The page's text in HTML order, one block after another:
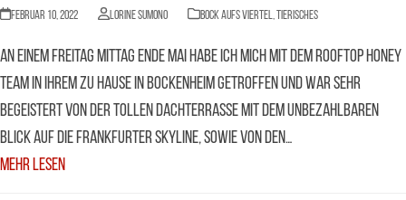
Februar 10, 2022 Lorine Sumono BOCK AUFS VIERTEL,Tierisches
An einem Freitag Mittag Ende Mai habe ich mich mit dem Rooftop Honey
Team in ihrem zu Hause in Bockenheim getroffen und war sehr
begeistert von der tollen Dachterrasse mit dem unbezahlbaren
Blick auf die Frankfurter Skyline, sowie von den…
Mehr Lesen